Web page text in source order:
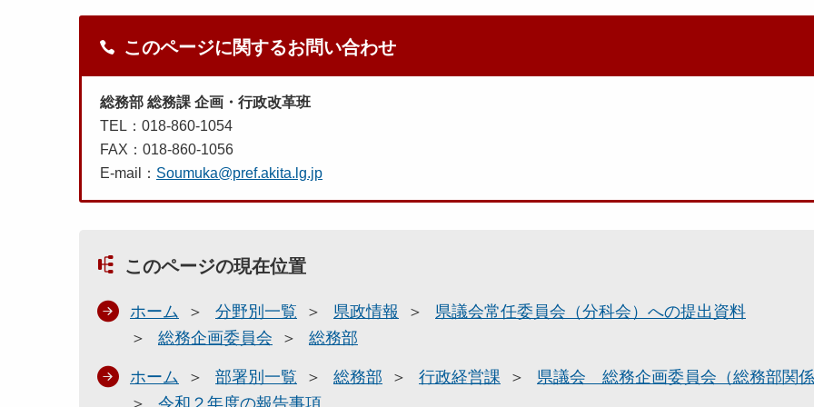
このページに関するお問い合わせ
総務部 総務課 企画・行政改革班
TEL：018-860-1054
FAX：018-860-1056
E-mail： Soumuka@pref.akita.lg.jp
このページの現在位置
ホーム 分野別一覧 県政情報
県議会常任委員会（分科会）への提出資料
総務企画委員会
総務部
ホーム 部署別一覧 総務部 行政経営課
県議会 総務企画委員会（総務部関
令和２年度の報告事項